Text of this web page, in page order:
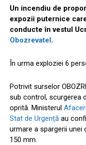
Un incendiu de
expozii puternice
conducte în vestul
Obozrevatel .
În urma exploziei 6
Potrivit surselor
sub control, scurgerea
oprită. Ministerul
Stat de Urgență au
urmare a spargerii unei
150 mm.